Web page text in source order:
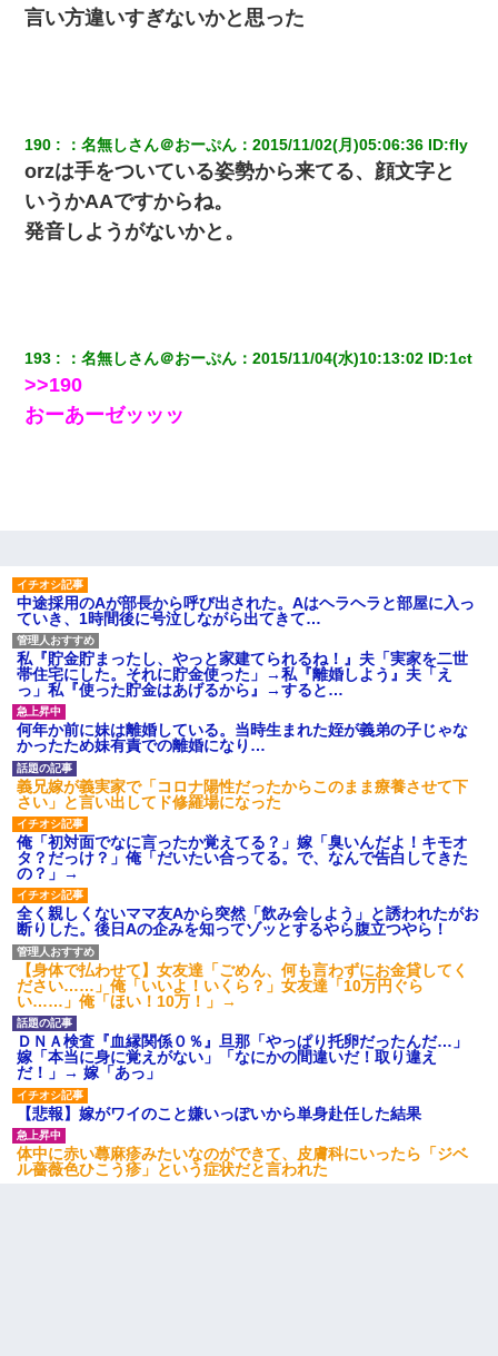
宅飲みで女友達の乳を見てしまった・・・
言い方違いすぎないかと思った
190 ：名無しさん＠おーぷん ：2015/11/02(月)05:06:36 ID:fIy
orzは手をついている姿勢から来てる、顔文字と
いうかAAですからね。
発音しようがないかと。
193 ：名無しさん＠おーぷん ：2015/11/04(水)10:13:02 ID:1ct
>>190
おーあーゼッッッ
中途採用のAが部長から呼び出された。Aはヘラヘラと部屋に入っ
ていき、1時間後に号泣しながら出てきて…
私『貯金貯まったし、やっと家建てられるね！』夫「実家を二世
帯住宅にした。それに貯金使った」→私『離婚しよう』夫「え
っ」私『使った貯金はあげるから』→すると…
何年か前に妹は離婚している。当時生まれた姪が義弟の子じゃな
かったため妹有責での離婚になり…
義兄嫁が義実家で「コロナ陽性だったからこのまま療養させて下
さい」と言い出してド修羅場になった
俺「初対面でなに言ったか覚えてる？」嫁「臭いんだよ！キモオ
タ？だっけ？」俺「だいたい合ってる。で、なんで告白してきた
の？」→
全く親しくないママ友Aから突然「飲み会しよう」と誘われたがお
断りした。後日Aの企みを知ってゾッとするやら腹立つやら！
【身体で払わせて】女友達「ごめん、何も言わずにお金貸してく
ださい……」俺「いいよ！いくら？」女友達「10万円ぐら
い……」俺「ほい！10万！」→
ＤＮＡ検査『血縁関係０％』旦那「やっぱり托卵だったんだ…」
嫁「本当に身に覚えがない」「なにかの間違いだ！取り違え
だ！」→ 嫁「あっ」
【悲報】嫁がワイのこと嫌いっぽいから単身赴任した結果
体中に赤い蕁麻疹みたいなのができて、皮膚科にいったら「ジベ
ル薔薇色ひこう疹」という症状だと言われた